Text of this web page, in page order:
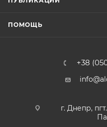
ПОМОЩЬ
+38
г. Днепр,